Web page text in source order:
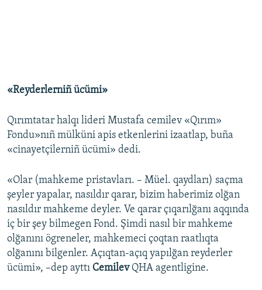
«Reyderlerniñ ücümi»
Qırımtatar halqı lideri Mustafa cemilev «Qırım»
Fondu»nıñ mülküni apis etkenlerini izaatlap, buña
«cinayetçilerniñ ücümi» dedi.
«Olar (mahkeme pristavları. – Müel. qaydları) saçma
şeyler yapalar, nasıldır qarar, bizim haberimiz olğan
nasıldır mahkeme deyler. Ve qarar çıqarılğanı aqqında
iç bir şey bilmegen Fond. Şimdi nasıl bir mahkeme
olğanını ögreneler, mahkemeci çoqtan raatlıqta
olğanını bilgenler. Açıqtan-açıq yapılğan reyderler
ücümi», –dep ayttı Cemilev QHA agentligine.